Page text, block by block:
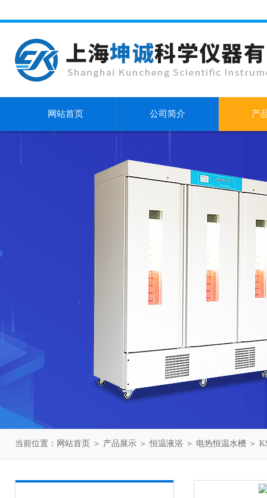
网站首页 公司简介 产
当前位置： 网站首页 ＞ 产品展示 ＞恒温液浴 ＞ 电热恒温水槽 ＞